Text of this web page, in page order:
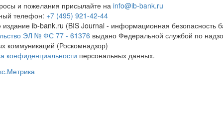
и пожелания присылайте на info@ib-bank.ru
телефон: +7 (495) 921-42-44
издание ib-bank.ru (BIS Journal - информационная безопасность
ЭЛ № ФС 77 - 61376 выдано Федеральной службой по
коммуникаций (Роскомнадзор)
конфиденциальности персональных данных.